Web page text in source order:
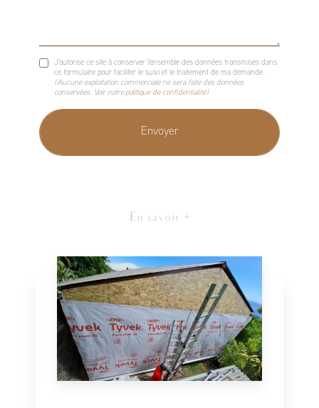
J'autorise ce site à conserver l'ensemble des données transmises dans
ce formulaire pour faciliter le suivi et le traitement de ma demande.
(Aucune exploitation commerciale ne sera faite des données
conservées. Voir notre politique de confidentialité)
En savoir +